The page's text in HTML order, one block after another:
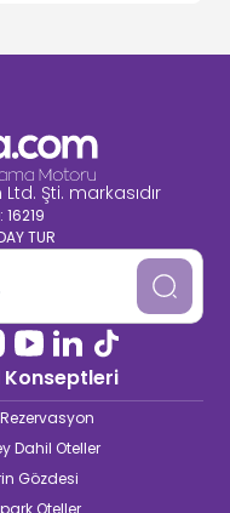
Şti. markasıdır
16219
TUR
Konseptleri
Dahil Oteller
Gözdesi
Oteller